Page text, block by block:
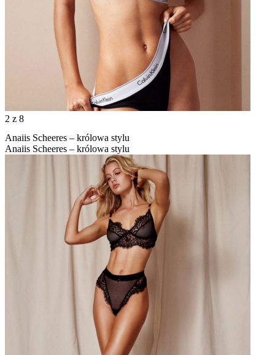
2 z 8
Anaiis Scheeres – królowa stylu
Anaiis Scheeres – królowa stylu